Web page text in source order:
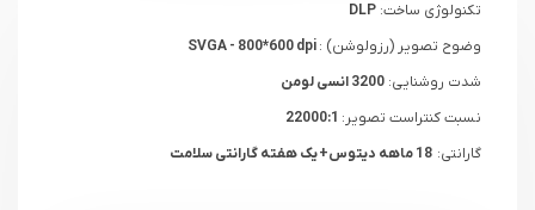
تکنولوژی ساخت: DLP
وضوح تصویر (رزولوشن) :
شدت روشنایی: 3200 انسی لومن
نسبت کنتراست تصویر:
گارانتی: